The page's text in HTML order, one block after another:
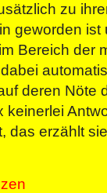
zu
geworden ist
Bereich der
deren Nöte
das erzählt